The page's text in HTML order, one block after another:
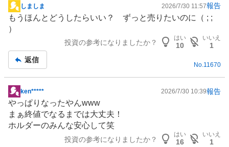
掲
示
板
しましま 2026/7/30 11:57報告
もうほんとどうしたらいい？ ずっと売りたいのに（ ; ;
）
投資の参考になりましたか？
はい
10
いいえ
1
返信
No.11670
掲
示
板
記
ken***** 2026/7/30 10:39報告
やっぱりなったやんwww
まぁ終値でなるまでは大丈夫！
ホルダーのみんな安心して笑
投資の参考になりましたか？
はい
16
いいえ
1